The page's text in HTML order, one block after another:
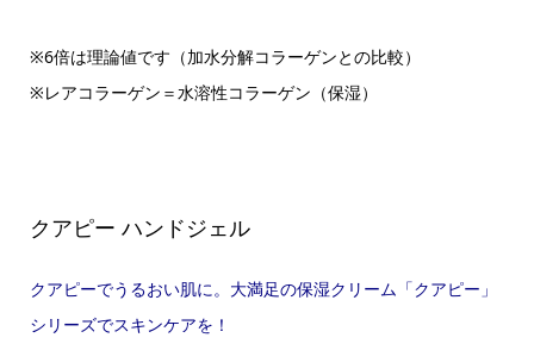
※6倍は理論値です（加水分解コラーゲンとの比較）
※レアコラーゲン＝水溶性コラーゲン（保湿）
クアピー ハンドジェル
クアピーでうるおい肌に。大満足の保湿クリーム「クアピー」
シリーズでスキンケアを！